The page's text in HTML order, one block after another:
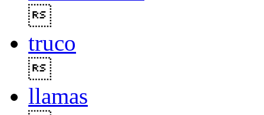
truco
llamas